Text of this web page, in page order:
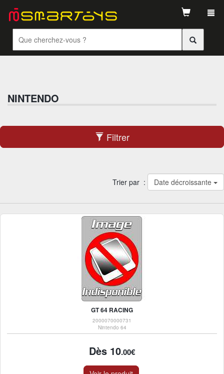
NINTENDO
Filtrer
Trier par : Date décroissante
GT 64 RACING
2000070000731
Nintendo 64
Dès 10.00€